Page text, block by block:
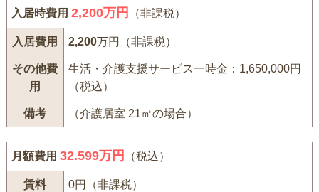
入居時費用2,200万円 （非課税）
入居費用 2,200万円（非課税）
その他費
用
生活・介護支援サービス一時金：1,650,000円
（税込）
備考 （介護居室 21㎡の場合）
月額費用32.599万円 （税込）
賃料 0円（非課税）